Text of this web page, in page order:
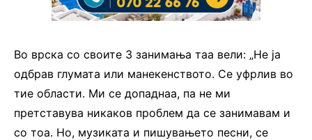
Во врска со своите 3 занимања таа вели: „Не ја
одбрав глумата или манекенството. Се уфрлив во
тие области. Ми се допаднаа, па не ми
претставува никаков проблем да се занимавам и
со тоа. Но, музиката и пишувањето песни, се